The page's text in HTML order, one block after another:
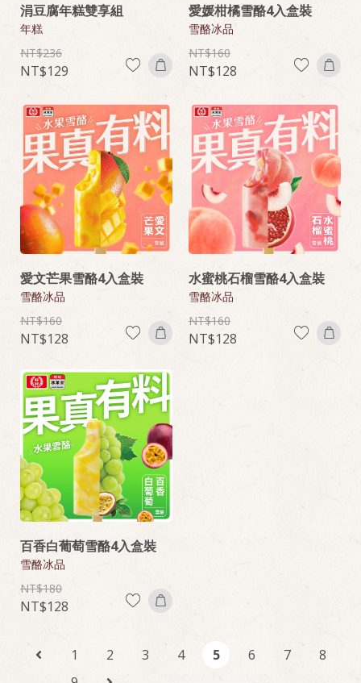
涓豆腐年糕雙享組
年糕
236
129
愛媛柑橘雪酪4入盒裝
雪酪冰品
160
128
愛文芒果雪酪4入盒裝
雪酪冰品
160
128
水蜜桃石榴雪酪4入盒裝
雪酪冰品
160
128
百香白葡萄雪酪4入盒裝
雪酪冰品
180
128
1 2 3 4 5 6 7
8